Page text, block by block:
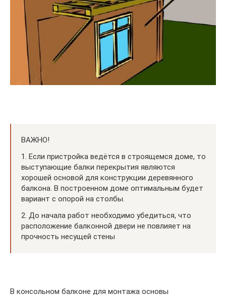
ВАЖНО!
1. Если пристройка ведётся в строящемся доме, то
выступающие балки перекрытия являются
хорошей основой для конструкции деревянного
балкона. В построенном доме оптимальным будет
вариант с опорой на столбы.
2. До начала работ необходимо убедиться, что
расположение балконной двери не повлияет на
прочность несущей стены
В консольном балконе для монтажа основы